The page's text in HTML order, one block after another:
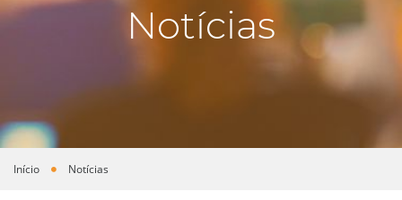
Notícias
Você está aqui
Início Notícias